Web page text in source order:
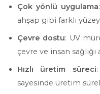
Çok yönlü uygulama
ahşap gibi farklı
Çevre dostu: UV
çevre ve insan sağlığı
Hızlı üretim süreci
sayesinde üretim